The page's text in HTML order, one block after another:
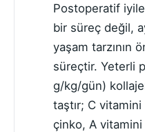
Postoperatif
bir süreç değil,
yaşam tarzının
süreçtir. Yeterli
g/kg/gün)
taştır; C
çinko, A